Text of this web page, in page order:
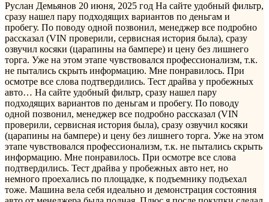
Руслан Демьянов 20 июня, 2025 год На сайте удобный фильтр,
сразу нашел пару подходящих вариантов по деньгам и
пробегу. По поводу одной позвонил, менеджер все подробно
рассказал (VIN проверили, сервисная история была), сразу
озвучил косяки (царапины на бампере) и цену без лишнего
торга. Уже на этом этапе чувствовался профессионализм, т.к.
не пытались скрыть информацию. Мне понравилось. При
осмотре все слова подтвердились. Тест драйва у пробежных
авто… На сайте удобный фильтр, сразу нашел пару
подходящих вариантов по деньгам и пробегу. По поводу
одной позвонил, менеджер все подробно рассказал (VIN
проверили, сервисная история была), сразу озвучил косяки
(царапины на бампере) и цену без лишнего торга. Уже на этом
этапе чувствовался профессионализм, т.к. не пытались скрыть
информацию. Мне понравилось. При осмотре все слова
подтвердились. Тест драйва у пробежных авто нет, но
немного проехались по площадке, к подъемнику подъехал
тоже. Машина вела себя идеально и демонстрация состояния